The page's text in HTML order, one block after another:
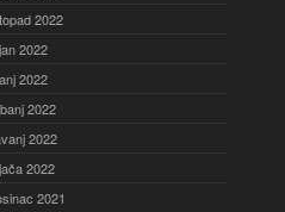
2022
2022
2022
2022
2022
2022
2021